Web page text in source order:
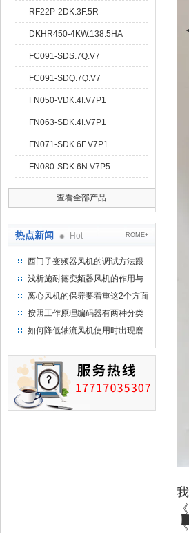
RF22P-2DK.3F.5R
DKHR450-4KW.138.5HA
FC091-SDS.7Q.V7
FC091-SDQ.7Q.V7
FN050-VDK.4I.V7P1
FN063-SDK.4I.V7P1
FN071-SDK.6F.V7P1
FN080-SDK.6N.V7P5
查看全部产品
热点新闻 Hot ROME+
西门子变频器风机的调试方法跟
步骤
浅析施耐德变频器风机的作用与
意义所在
离心风机的保养要着重这2个方面
按照工作原理编码器有两种分类
如何降低轴流风机使用时出现磨